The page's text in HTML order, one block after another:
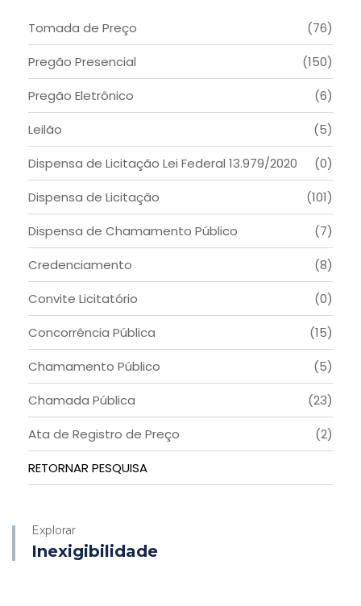
Tomada de Preço
(76)
Pregão Presencial
(150)
Pregão Eletrônico
(6)
Leilão
(5)
Dispensa de Licitação Lei Federal 13.979/2020
(0)
Dispensa de Licitação
(101)
Dispensa de Chamamento Público
(7)
Credenciamento
(8)
Convite Licitatório
(0)
Concorrência Pública
(15)
Chamamento Público
(5)
Chamada Pública
(23)
Ata de Registro de Preço
(2)
RETORNAR PESQUISA
Explorar
Inexigibilidade